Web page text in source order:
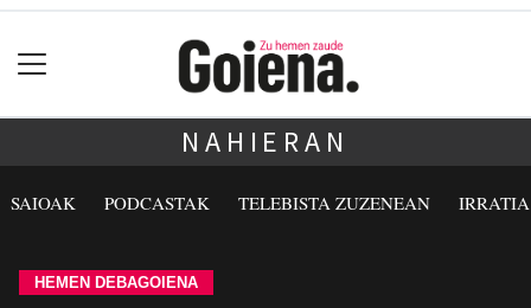
NAHIERAN
SAIOAK PODCASTAK TELEBISTA ZUZENEAN
HEMEN DEBAGOIENA